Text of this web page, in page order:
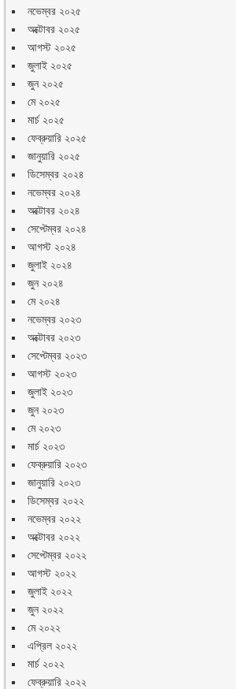
নভেম্বর ২০২৫
অক্টোবর ২০২৫
আগস্ট ২০২৫
জুলাই ২০২৫
জুন ২০২৫
মে ২০২৫
মার্চ ২০২৫
ফেব্রুয়ারি ২০২৫
জানুয়ারি ২০২৫
ডিসেম্বর ২০২৪
নভেম্বর ২০২৪
অক্টোবর ২০২৪
সেপ্টেম্বর ২০২৪
আগস্ট ২০২৪
জুলাই ২০২৪
জুন ২০২৪
মে ২০২৪
নভেম্বর ২০২৩
অক্টোবর ২০২৩
সেপ্টেম্বর ২০২৩
আগস্ট ২০২৩
জুলাই ২০২৩
জুন ২০২৩
মে ২০২৩
মার্চ ২০২৩
ফেব্রুয়ারি ২০২৩
জানুয়ারি ২০২৩
ডিসেম্বর ২০২২
নভেম্বর ২০২২
অক্টোবর ২০২২
সেপ্টেম্বর ২০২২
আগস্ট ২০২২
জুলাই ২০২২
জুন ২০২২
মে ২০২২
এপ্রিল ২০২২
মার্চ ২০২২
ফেব্রুয়ারি ২০২২